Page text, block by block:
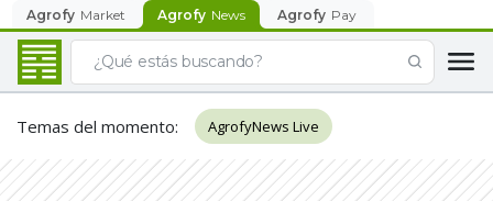
Agrofy Market Agrofy News Agrofy Pay
Temas del momento: AgrofyNews Live